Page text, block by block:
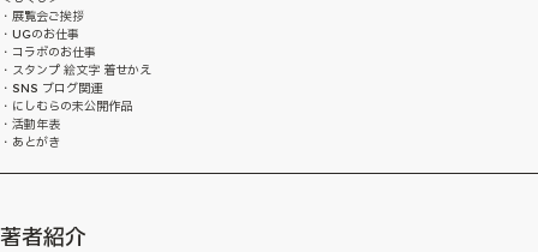
・展覧会ご挨拶
・UGのお仕事
・コラボのお仕事
・スタンプ 絵文字 着せかえ
・SNS ブログ関連
・にしむらの未公開作品
・活動年表
・あとがき
著者紹介